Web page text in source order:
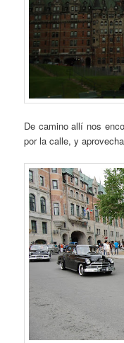
De camino allí nos
por la calle, y